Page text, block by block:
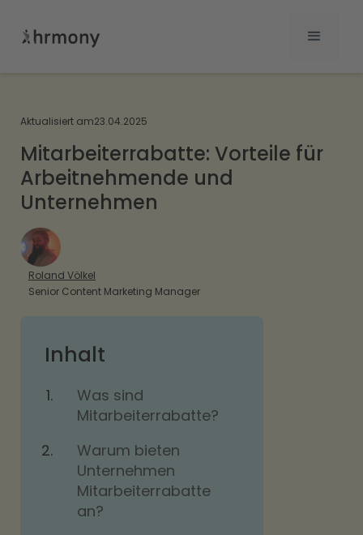
Aktualisiert am23.04.2025
Mitarbeiterrabatte: Vorteile für
Arbeitnehmende und
Unternehmen
Roland Völkel
Senior Content Marketing Manager
Inhalt
Was sind
Mitarbeiterrabatte?
Warum bieten
Unternehmen
Mitarbeiterrabatte
an?